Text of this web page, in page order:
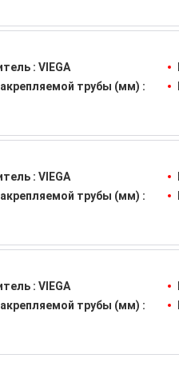
: VIEGA
трубы (мм) :
: VIEGA
трубы (мм) :
: VIEGA
трубы (мм) :